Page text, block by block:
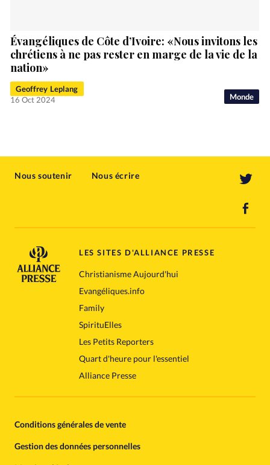
Monde
Évangéliques de Côte d’Ivoire: «Nous invitons les
chrétiens à ne pas rester en marge de la vie de la
nation»
Geoffrey Leplang
16 Oct 2024
Nous soutenir Nous écrire
LES SITES D'ALLIANCE PRESSE
Christianisme Aujourd'hui
Evangéliques.info
Family
SpirituElles
Les Petits Reporters
Quart d'heure pour l'essentiel
Alliance Presse
Conditions générales de vente
Gestion des données personnelles